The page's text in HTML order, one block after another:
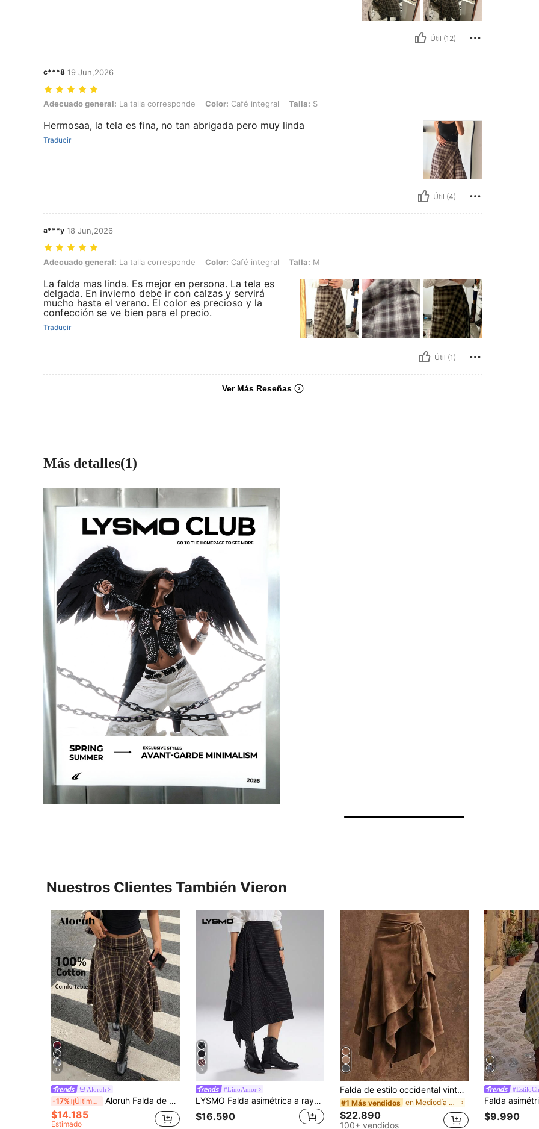
Útil (12)
c***8 19 Jun,2026
Adecuado general: La talla corresponde, Color: Café integral, Talla: S
Adecuado general: La talla corresponde Color: Café integral Talla: S
Hermosaa, la tela es fina, no tan abrigada pero muy linda
Traducir
Útil (4)
a***y 18 Jun,2026
Adecuado general: La talla corresponde, Color: Café integral, Talla: M
Adecuado general: La talla corresponde Color: Café integral Talla: M
La falda mas linda. Es mejor en persona. La tela es
delgada. En invierno debe ir con calzas y servirá
mucho hasta el verano. El color es precioso y la
confección se ve bien para el precio.
Traducir
Útil (1)
Ver Más Reseñas
Más detalles(1)
Nuestros Clientes También Vieron
15
Aloruh
-17% ¡Últimos 3 días Aloruh Falda de cuadros con bajo asimétrico y cintura baja para mujer, nueva para primavera/verano, estilo vintage Y2K streetwear
$14.185
Estimado
5
#LinoAmor
LYSMO Falda asimétrica a rayas para mujer de estilo minimalista, casual y de uso diario, ideal para salir, volver al colegio, graduación, ropa urbana y estilo empresarial casual de Estocolmo, nueva llegada 2025
$16.590
Falda de estilo occidental vintage asimétrica de largo medio con lazo en la cintura y decoración de borlas, unicolor casual cruzado primavera marrón, boho chic
#1 Más vendidos en Mediodía Faldas De Mujer
$22.890
100+ vendidos
$9.990